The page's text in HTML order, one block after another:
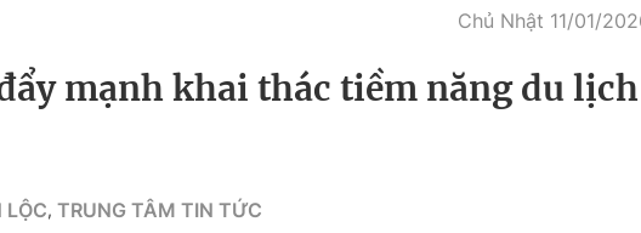
sự Khán giả HTV
Chủ Nhật 11/01/
mạnh khai thác tiềm năng du lịch
LỘC, TRUNG TÂM TIN TỨC